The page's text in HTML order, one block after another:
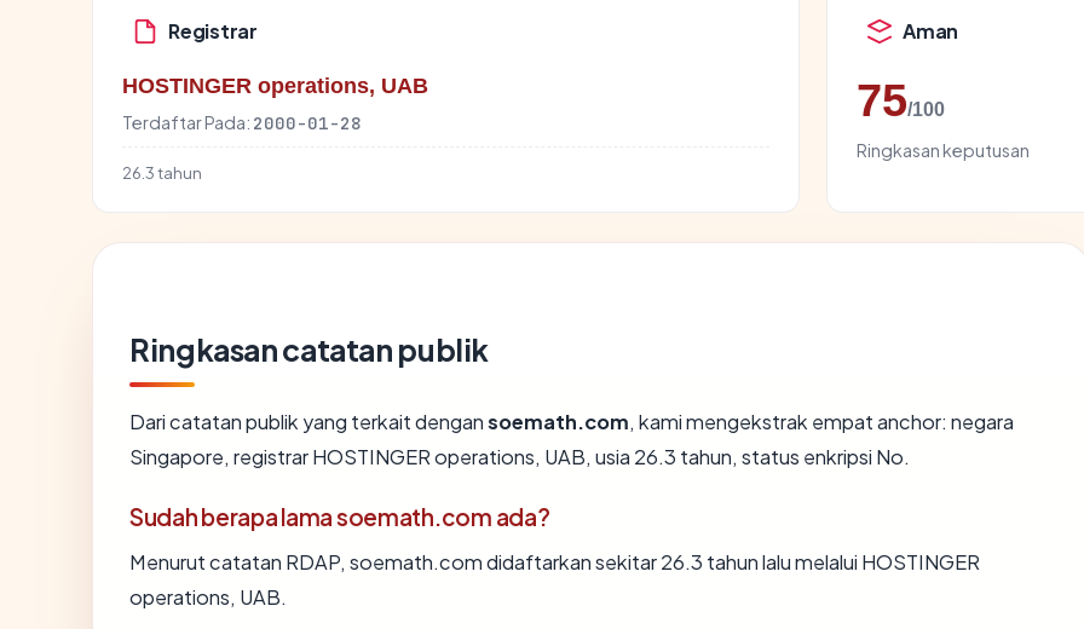
Registrar
HOSTINGER operations, UAB
Terdaftar Pada: 2000-01-28
26.3 tahun
Aman
75/100
Ringkasan keputusan
Ringkasan catatan publik
Dari catatan publik yang terkait dengansoemath.com, kami mengekstrak empat anchor: negara
Singapore, registrar HOSTINGER operations, UAB, usia 26.3 tahun, status enkripsi No.
Sudah berapa lama soemath.com ada?
Menurut catatan RDAP, soemath.com didaftarkan sekitar 26.3 tahun lalu melalui HOSTINGER
operations, UAB.